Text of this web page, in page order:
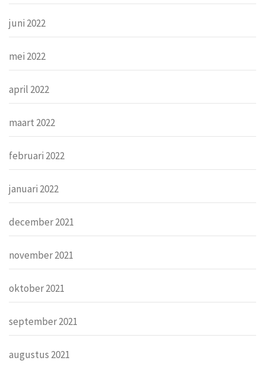
juni 2022
mei 2022
april 2022
maart 2022
februari 2022
januari 2022
december 2021
november 2021
oktober 2021
september 2021
augustus 2021